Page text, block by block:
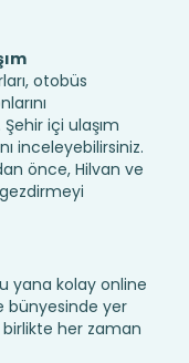
otobüs
içi ulaşım
inceleyebilirsiniz.
önce, Hilvan ve
yana kolay online
bünyesinde yer
her zaman